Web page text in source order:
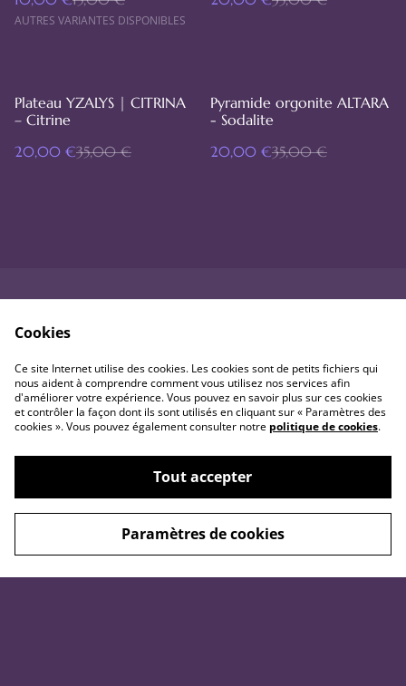
AUTRES VARIANTES DISPONIBLES
%
Plateau YZALYS | CITRINA
– Citrine
20,00 €35,00 €
%
Pyramide orgonite ALTARA
- Sodalite
20,00 €35,00 €
utiles
Précautions d'usage (hors
bougies)
Précautions d'usage
Purification &
Conditions générales
Retour et remboursement
Politique de
confidentialité
Politique de cookies
Cookies
Ce site Internet utilise des cookies. Les cookies sont de petits fichiers qui
nous aident à comprendre comment vous utilisez nos services afin
d'améliorer votre expérience. Vous pouvez en savoir plus sur ces cookies
et contrôler la façon dont ils sont utilisés en cliquant sur « Paramètres des
cookies ». Vous pouvez également consulter notre politique de cookies.
Tout accepter
Paramètres de cookies